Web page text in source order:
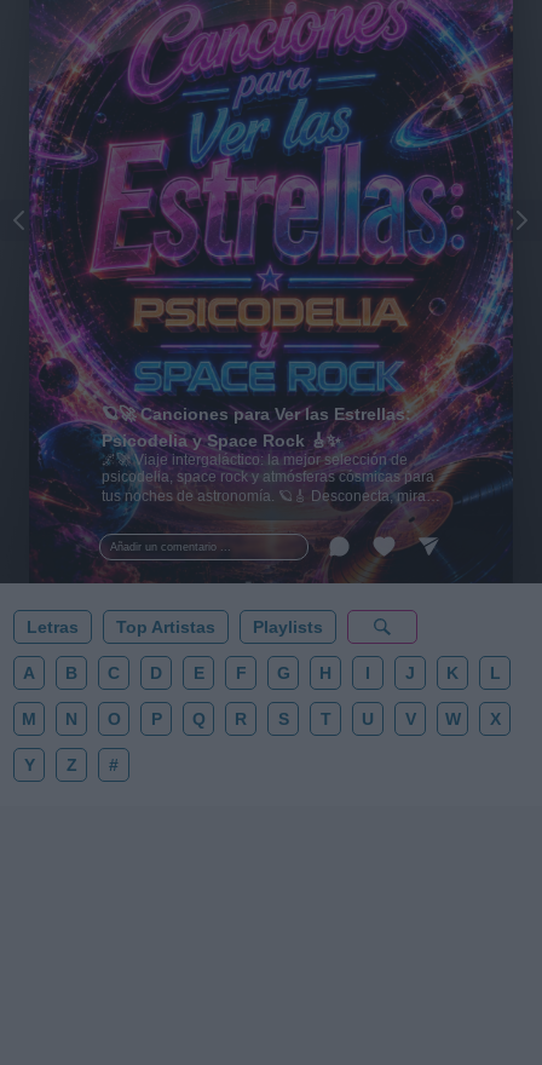
Añadir un comentario ...
🪐🚀 Canciones para Ver las Estrellas:
Psicodelia y Space Rock 🎸✨
🌌🚀 Viaje intergaláctico: la mejor selección de
psicodelia, space rock y atmósferas cósmicas para
tus noches de astronomía. 🪐🎸 Desconecta, mira
al firmamento y siente la gravedad cero. 💾 ¡Guarda
esta colección para tu próxima noche estrellada!
✨⭐
Letras Top Artistas Playlists
A B C D E F G H I J K L
M N O P Q R S T U V W X
Y Z #